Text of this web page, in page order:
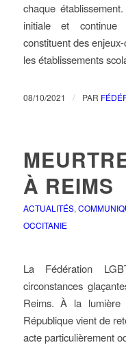
chaque
initiale et continue
constituent des
les établissements
08/10/2021 / PAR
À REIMS
ACTUALITÉS,
OCCITANIE
La Fédération
circonstances
Reims. À la lumière
République vient de
acte particulièrement